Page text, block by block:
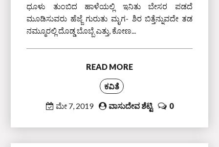
ಧೂಳು ತುಂಬಿದ ಹಾಳೆಯಲ್ಲಿ ಇನಿತು ಬೇಸರ ಪಡದೆ
ಮೂಡಿಸುವರು ಹೆಜ್ಜೆ ಗುರುತು ಮೃಗ- ಶಿರ ಬಿತ್ತೆನ್ನುವದೇ ತಡ
ನಮ್ಮೂರಲ್ಲಿ ದೊಡ್ಡ ಬೊಬ್ಬೆ ಎತ್ತು, ಕೋಣ...
READ MORE
ಕವಿತೆ
ಮೇ 7, 2019 ವಾಸುದೇವ ಶೆಟ್ಟಿ 0